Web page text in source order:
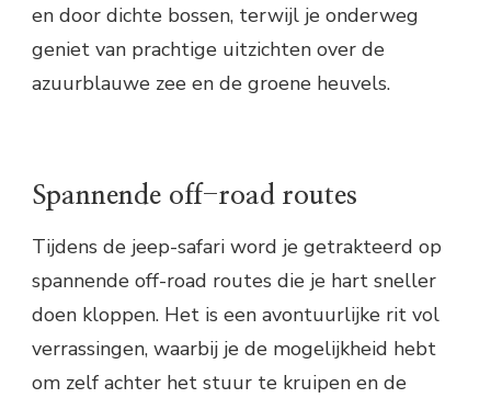
en door dichte bossen, terwijl je onderweg
geniet van prachtige uitzichten over de
azuurblauwe zee en de groene heuvels.
Spannende off-road routes
Tijdens de jeep-safari word je getrakteerd op
spannende off-road routes die je hart sneller
doen kloppen. Het is een avontuurlijke rit vol
verrassingen, waarbij je de mogelijkheid hebt
om zelf achter het stuur te kruipen en de